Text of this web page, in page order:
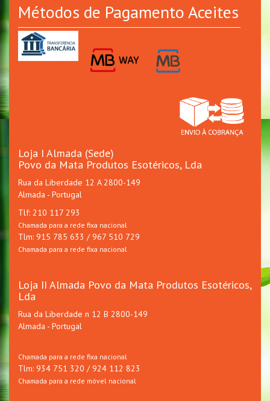
Métodos de Pagamento Aceites
Loja I Almada (Sede)
Povo da Mata Produtos Esotéricos, Lda
Rua da Liberdade 12 A 2800-149
Almada - Portugal
Tlf: 210 117 293
Chamada para a rede fixa nacional
Tlm: 915 785 633 / 967 510 729
Chamada para a rede fixa nacional
Loja II Almada Povo da Mata Produtos Esotéricos,
Lda
Rua da Liberdade n 12 B 2800-149
Almada - Portugal
Chamada para a rede fixa nacional
Tlm: 934 751 320 / 924 112 823
Chamada para a rede móvel nacional